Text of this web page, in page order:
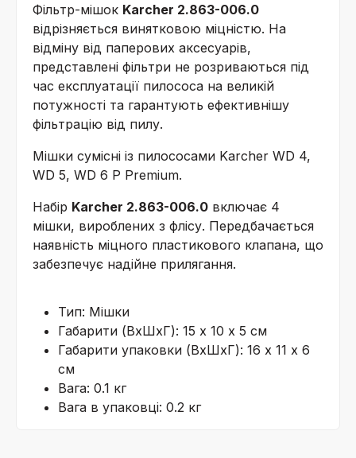
Фільтр-мішок Karcher 2.863-006.0
відрізняється винятковою міцністю. На
відміну від паперових аксесуарів,
представлені фільтри не розриваються під
час експлуатації пилососа на великій
потужності та гарантують ефективнішу
фільтрацію від пилу.
Мішки сумісні із пилососами Karcher WD 4,
WD 5, WD 6 P Premium.
Набір Karcher 2.863-006.0 включає 4
мішки, вироблених з флісу. Передбачається
наявність міцного пластикового клапана, що
забезпечує надійне прилягання.
Тип: Мішки
Габарити (ВхШхГ): 15 х 10 х 5 см
Габарити упаковки (ВхШхГ): 16 х 11 х 6
см
Вага: 0.1 кг
Вага в упаковці: 0.2 кг